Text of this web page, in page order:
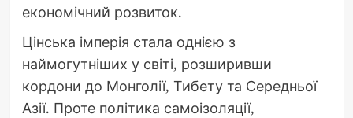
економічний розвиток.
Цінська імперія стала однією з
наймогутніших у світі, розширивши
кордони до Монголії, Тибету та Середньої
Азії. Проте політика самоізоляції,